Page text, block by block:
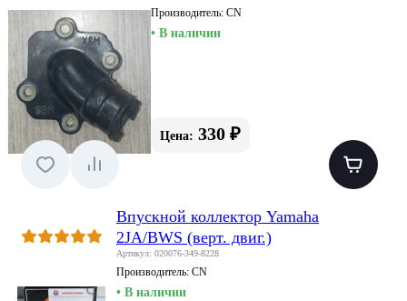
Производитель: CN
• В наличии
Цена: 330 ₽
Впускной коллектор Yamaha
2JA/BWS (верт. двиг.)
Артикул: 020076-349-8228
Производитель: CN
• В наличии